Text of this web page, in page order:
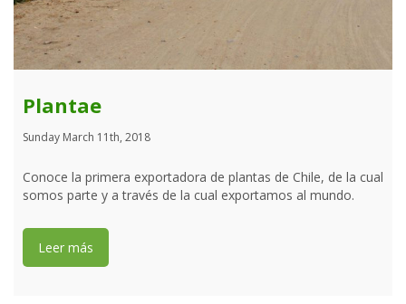
Plantae
Sunday March 11th, 2018
Conoce la primera exportadora de plantas de Chile, de la cual
somos parte y a través de la cual exportamos al mundo.
Leer más